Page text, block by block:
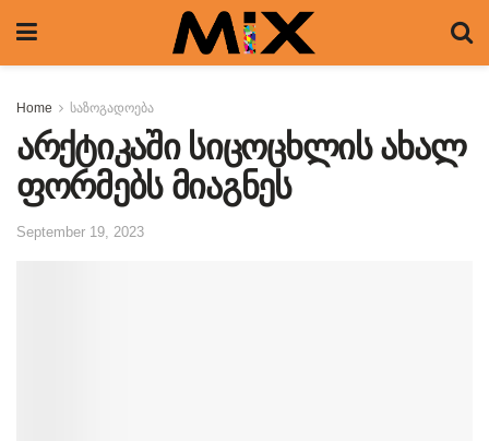
Home საზოგადოება
არქტიკაში სიცოცხლის ახალ
ფორმებს მიაგნეს
September 19, 2023